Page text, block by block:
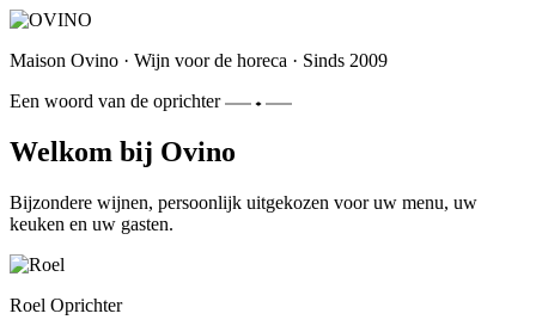
Maison Ovino · Wijn voor de horeca · Sinds 2009
Een woord van de oprichter
Welkom bij Ovino
Bijzondere wijnen, persoonlijk uitgekozen voor uw menu, uw
keuken en uw gasten.
Roel Oprichter